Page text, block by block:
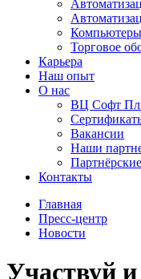
Торговое
Карьера
Наш опыт
О нас
ВЦ Софт
Вакансии
Наши
Контакты
Главная
Пресс-центр
Новости
Участвуй